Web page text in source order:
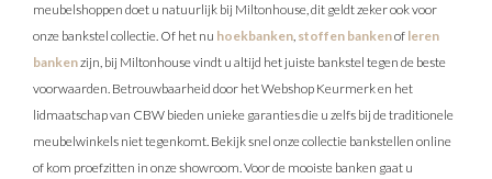
meubelshoppen doet u natuurlijk bij Miltonhouse, dit geldt zeker ook voor
onze bankstel collectie. Of het nu hoekbanken, stoffen bankenof leren
bankenzijn, bij Miltonhouse vindt u altijd het juiste bankstel tegen de beste
voorwaarden. Betrouwbaarheid door het Webshop Keurmerk en het
lidmaatschap van CBW bieden unieke garanties die u zelfs bij de traditionele
meubelwinkels niet tegenkomt. Bekijk snel onze collectie bankstellen online
of kom proefzitten in onze showroom. Voor de mooiste banken gaat u